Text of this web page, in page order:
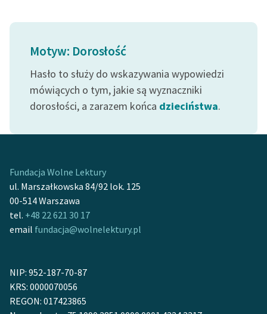
feministycznej
Ręce pełne poezji
Kolekcje edukacyjne
twórców przechodzących
do domeny publicznej,
Starego Testamentu
Szkoła Poezji Wolnych
Lektur
O nas
O projekcie
Zespół
Motyw: Dorosłość
Hasło to służy do wskazywania wypowiedzi
mówiących o tym, jakie są wyznaczniki
dorosłości, a zarazem końca dzieciństwa.
Fundacja Wolne Lektury
ul. Marszałkowska 84/92 lok. 125
00-514 Warszawa
tel. +48 22 621 30 17
email fundacja@wolnelektury.pl
NIP: 952-187-70-87
KRS: 0000070056
REGON: 017423865